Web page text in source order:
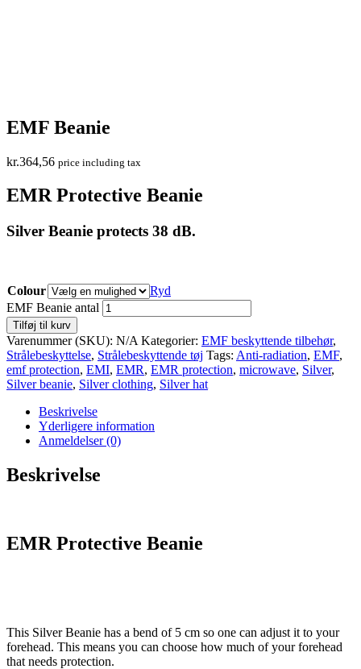
EMF Beanie
kr.364,56 price including tax
EMR Protective Beanie
Silver Beanie protects 38 dB.
Colour
Ryd
EMF Beanie antal
Tilføj til kurv
Varenummer (SKU): N/A Kategorier: EMF beskyttende tilbehør,
Strålebeskyttelse, Strålebeskyttende tøj Tags: Anti-radiation, EMF,
emf protection, EMI, EMR, EMR protection, microwave, Silver,
Silver beanie, Silver clothing, Silver hat
Beskrivelse
Yderligere information
Anmeldelser (0)
Beskrivelse
EMR Protective Beanie
This Silver Beanie has a bend of 5 cm so one can adjust it to your
forehead. This means you can choose how much of your forehead
that needs protection.